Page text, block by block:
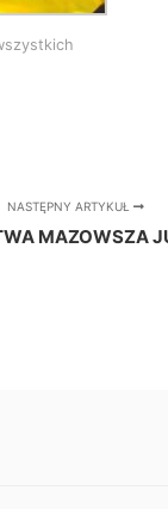
NASTĘPNY ARTYKUŁ
MAZOWSZA